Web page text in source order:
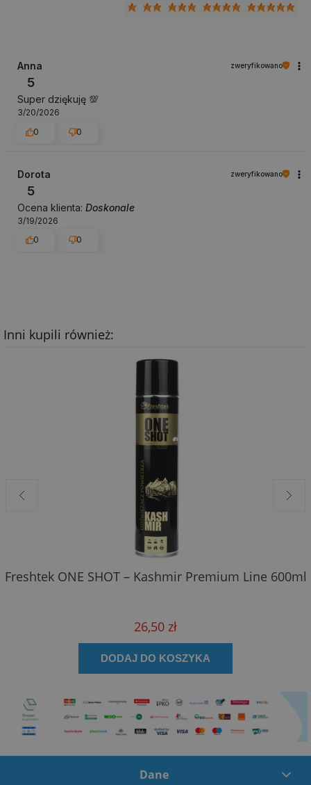
Anna zweryfikowano
5
Super dziękuję 💯
3/20/2026
0
0
Dorota zweryfikowano
5
Ocena klienta: Doskonale
3/19/2026
0
0
Inni kupili również:
Freshtek ONE SHOT – Kashmir Premium Line 600ml
26,50 zł
DODAJ DO KOSZYKA
Dane